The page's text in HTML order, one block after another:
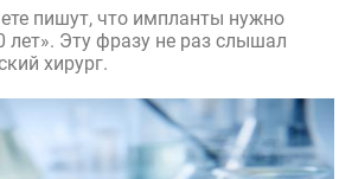
пишут, что импланты нужно
Эту фразу не раз слышал
хирург.